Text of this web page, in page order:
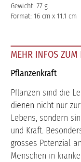
Gewicht: 77 g
Format: 16 cm x 11.1 cm
MEHR INFOS ZUM
Pflanzenkraft
Pflanzen sind die
dienen nicht nur
Lebens, sondern
und Kraft.
grosses Potenzial
Menschen in